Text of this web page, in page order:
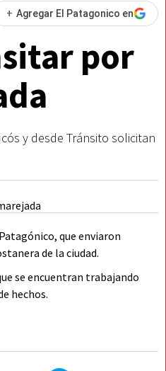
+ Agregar El Patagonico en
por
y desde Tránsito solicitan
que enviaron
de la ciudad.
se encuentran trabajando
hechos.